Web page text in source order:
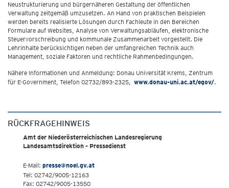
Neustrukturierung und bürgernäheren Gestaltung der öffentlichen
Verwaltung zeitgemäß umzusetzen. An Hand von praktischen Beispielen
werden bereits realisierte Lösungen durch Fachleute in den Bereichen
Formulare auf Websites, Analyse von Verwaltungsabläufen, elektronische
Steuervorschreibung und kommunale Zusammenarbeit vorgestellt. Die
Lehrinhalte berücksichtigen neben der umfangreichen Technik auch
Management, soziale Faktoren und rechtliche Rahmenbedingungen.
Nähere Informationen und Anmeldung: Donau Universität Krems, Zentrum
für E-Government, Telefon 02732/893-2325, www.donau-uni.ac.at/egov/.
RÜCKFRAGEHINWEIS
Amt der Niederösterreichischen Landesregierung
Landesamtsdirektion - Pressedienst
E-Mail: presse@noel.gv.at
Tel: 02742/9005-12163
Fax: 02742/9005-13550